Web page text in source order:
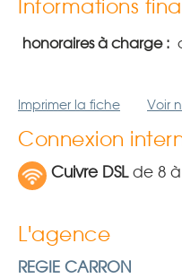
Informations
honoraires à charge :
Imprimer la fiche Voir
Connexion
Cuivre DSLde 8 à
L'agence
REGIE CARRON